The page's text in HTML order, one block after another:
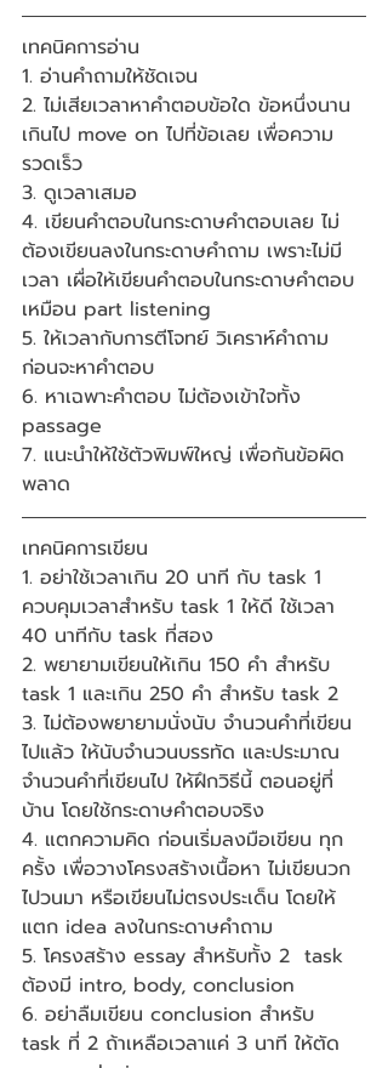
เทคนิคการอ่าน
1. อ่านคำถามให้ชัดเจน
2. ไม่เสียเวลาหาคำตอบข้อใด ข้อหนึ่งนาน
เกินไป move on ไปที่ข้อเลย เพื่อความ
รวดเร็ว
3. ดูเวลาเสมอ
4. เขียนคำตอบในกระดาษคำตอบเลย ไม่
ต้องเขียนลงในกระดาษคำถาม เพราะไม่มี
เวลา เผื่อให้เขียนคำตอบในกระดาษคำตอบ
เหมือน part listening
5. ให้เวลากับการตีโจทย์ วิเคราห์คำถาม
ก่อนจะหาคำตอบ
6. หาเฉพาะคำตอบ ไม่ต้องเข้าใจทั้ง
passage
7. แนะนำให้ใช้ตัวพิมพ์ใหญ่ เพื่อกันข้อผิด
พลาด
เทคนิคการเขียน
1. อย่าใช้เวลาเกิน 20 นาที กับ task 1
ควบคุมเวลาสำหรับ task 1 ให้ดี ใช้เวลา
40 นาทีกับ task ที่สอง
2. พยายามเขียนให้เกิน 150 คำ สำหรับ
task 1 และเกิน 250 คำ สำหรับ task 2
3. ไม่ต้องพยายามนั่งนับ จำนวนคำที่เขียน
ไปแล้ว ให้นับจำนวนบรรทัด และประมาณ
จำนวนคำที่เขียนไป ให้ฝึกวิธีนี้ ตอนอยู่ที่
บ้าน โดยใช้กระดาษคำตอบจริง
4. แตกความคิด ก่อนเริ่มลงมือเขียน ทุก
ครั้ง เพื่อวางโครงสร้างเนื้อหา ไม่เขียนวก
ไปวนมา หรือเขียนไม่ตรงประเด็น โดยให้
แตก idea ลงในกระดาษคำถาม
5. โครงสร้าง essay สำหรับทั้ง 2  task
ต้องมี intro, body, conclusion
6. อย่าลืมเขียน conclusion สำหรับ
task ที่ 2 ถ้าเหลือเวลาแค่ 3 นาที ให้ตัด